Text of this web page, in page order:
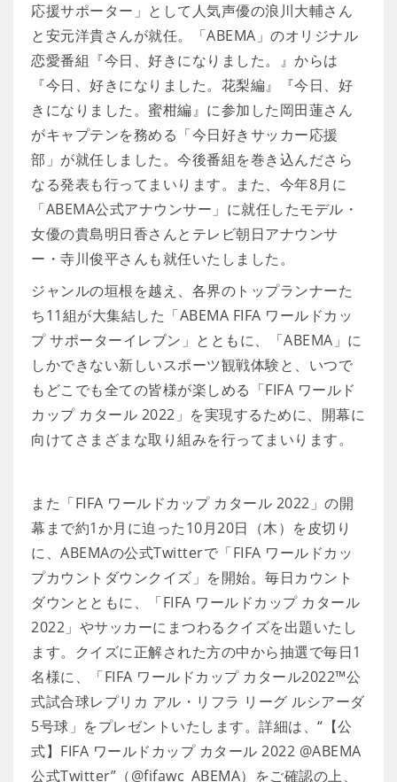
応援サポーター」として人気声優の浪川大輔さん
と安元洋貴さんが就任。「ABEMA」のオリジナル
恋愛番組『今日、好きになりました。』からは
『今日、好きになりました。花梨編』『今日、好
きになりました。蜜柑編』に参加した岡田蓮さん
がキャプテンを務める「今日好きサッカー応援
部」が就任しました。今後番組を巻き込んださら
なる発表も行ってまいります。また、今年8月に
「ABEMA公式アナウンサー」に就任したモデル・
女優の貴島明日香さんとテレビ朝日アナウンサ
ー・寺川俊平さんも就任いたしました。
ジャンルの垣根を越え、各界のトップランナーた
ち11組が大集結した「ABEMA FIFA ワールドカッ
プ サポーターイレブン」とともに、「ABEMA」に
しかできない新しいスポーツ観戦体験と、いつで
もどこでも全ての皆様が楽しめる「FIFA ワールド
カップ カタール 2022」を実現するために、開幕に
向けてさまざまな取り組みを行ってまいります。
また「FIFA ワールドカップ カタール 2022」の開
幕まで約1か月に迫った10月20日（木）を皮切り
に、ABEMAの公式Twitterで「FIFA ワールドカッ
プカウントダウンクイズ」を開始。毎日カウント
ダウンとともに、「FIFA ワールドカップ カタール
2022」やサッカーにまつわるクイズを出題いたし
ます。クイズに正解された方の中から抽選で毎日1
名様に、「FIFA ワールドカップ カタール2022™公
式試合球レプリカ アル・リフラ リーグ ルシアーダ
5号球」をプレゼントいたします。詳細は、“【公
式】FIFA ワールドカップ カタール 2022 @ABEMA
公式Twitter”（@fifawc_ABEMA）をご確認の上、